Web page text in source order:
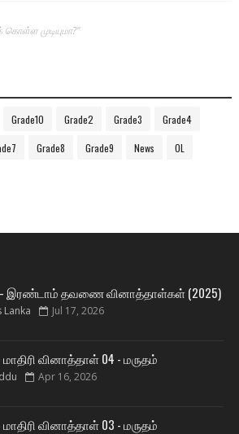
கொள்ள முடியுமா?"
Grade10 Grade2 Grade3 Grade4
Grade8 Grade9 News OL
இரண்டாம் தவணை வினாத்தாள்கள் (2025)
Lanka Jul 17, 2026
வினாத்தாள் 04 - மருதம்
Apr 16, 2026
வினாத்தாள் 03 - மருதம்